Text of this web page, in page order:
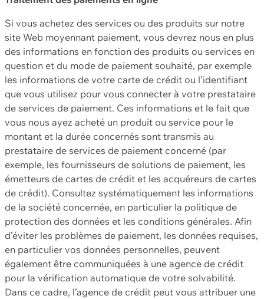
Si vous achetez des services ou des produits sur notre
site Web moyennant paiement, vous devrez nous en plus
des informations en fonction des produits ou services en
question et du mode de paiement souhaité, par exemple
les informations de votre carte de crédit ou l’identifiant
que vous utilisez pour vous connecter à votre prestataire
de services de paiement. Ces informations et le fait que
vous nous ayez acheté un produit ou service pour le
montant et la durée concernés sont transmis au
prestataire de services de paiement concerné (par
exemple, les fournisseurs de solutions de paiement, les
émetteurs de cartes de crédit et les acquéreurs de cartes
de crédit). Consultez systématiquement les informations
de la société concernée, en particulier la politique de
protection des données et les conditions générales. Afin
d’éviter les problèmes de paiement, les données requises,
en particulier vos données personnelles, peuvent
également être communiquées à une agence de crédit
pour la vérification automatique de votre solvabilité.
Dans ce cadre, l’agence de crédit peut vous attribuer une